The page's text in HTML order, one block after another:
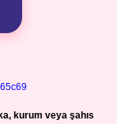
kurum veya şahıs